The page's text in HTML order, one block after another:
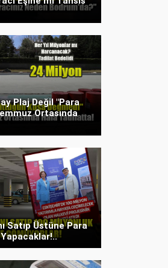
Plaj Değil "Para
Ortasında
Satıp Üstüne Para